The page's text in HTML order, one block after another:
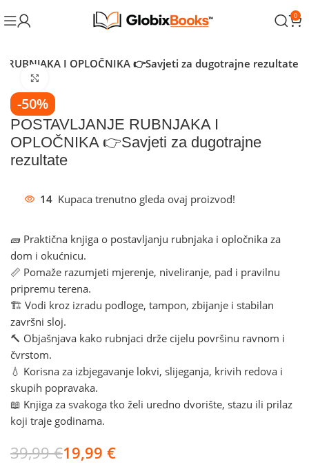
0
RUBNJAKA I OPLOČNIKA 👉Savjeti za dugotrajne rezultate
-50%
POSTAVLJANJE RUBNJAKA I
OPLOČNIKA 👉Savjeti za dugotrajne
rezultate
14 Kupaca trenutno gleda ovaj proizvod!
🧱 Praktična knjiga o postavljanju rubnjaka i opločnika za
dom i okućnicu.
📏 Pomaže razumjeti mjerenje, niveliranje, pad i pravilnu
pripremu terena.
🏗️ Vodi kroz izradu podloge, tampon, zbijanje i stabilan
završni sloj.
🔨 Objašnjava kako rubnjaci drže cijelu površinu ravnom i
čvrstom.
💧 Korisna za izbjegavanje lokvi, slijeganja, krivih redova i
skupih popravaka.
📖 Knjiga za svakoga tko želi uredno dvorište, stazu ili prilaz
koji traje godinama.
39,99€19,99 €